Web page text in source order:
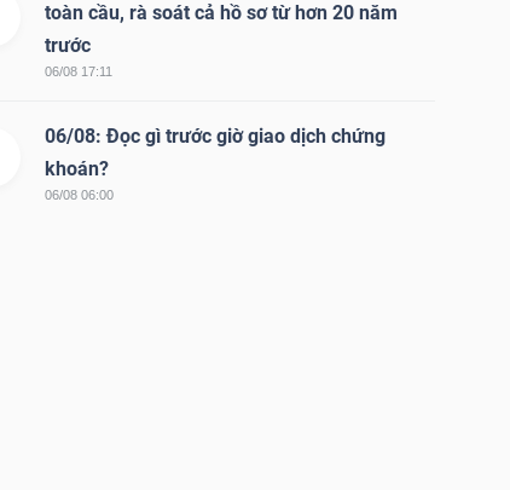
toàn cầu, rà soát cả hồ sơ từ hơn 20 năm
trước
06/08 17:11
06/08: Đọc gì trước giờ giao dịch chứng
khoán?
06/08 06:00